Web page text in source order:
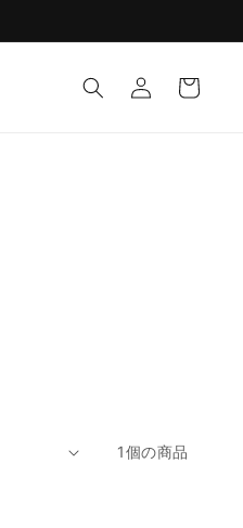
ロ
グ
イ
ー
1個の商品